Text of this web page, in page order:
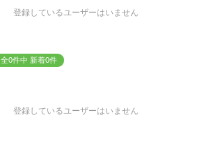
登録しているユーザーはいません
全0件中 新着0件
登録しているユーザーはいません